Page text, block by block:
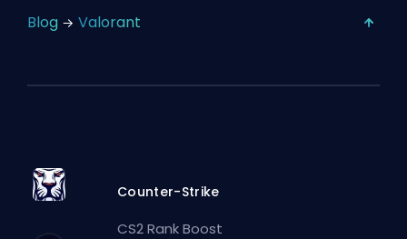
Blog Valorant
Counter-Strike
CS2 Rank Boost